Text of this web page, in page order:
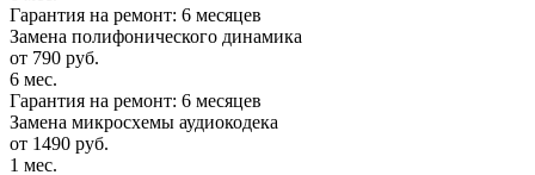
Гарантия на ремонт: 6 месяцев
Замена полифонического динамика
от 790 руб.
6 мес.
Гарантия на ремонт: 6 месяцев
Замена микросхемы аудиокодека
от 1490 руб.
1 мес.